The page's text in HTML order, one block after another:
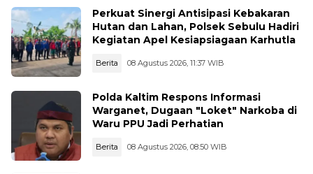
Perkuat Sinergi Antisipasi Kebakaran
Hutan dan Lahan, Polsek Sebulu Hadiri
Kegiatan Apel Kesiapsiagaan Karhutla
Berita 08 Agustus 2026, 11:37 WIB
Polda Kaltim Respons Informasi
Warganet, Dugaan "Loket" Narkoba di
Waru PPU Jadi Perhatian
Berita 08 Agustus 2026, 08:50 WIB